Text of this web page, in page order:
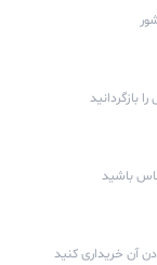
بازگردانید
باشید
آن خریداری کنید